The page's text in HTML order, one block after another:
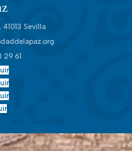
41013 Sevilla
29 61